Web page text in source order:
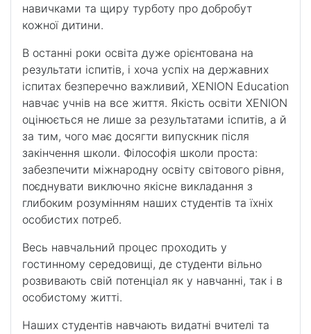
навичками та щиру турботу про добробут
кожної дитини.
В останні роки освіта дуже орієнтована на
результати іспитів, і хоча успіх на державних
іспитах безперечно важливий, XENION Education
навчає учнів на все життя. Якість освіти XENION
оцінюється не лише за результатами іспитів, а й
за тим, чого має досягти випускник після
закінчення школи. Філософія школи проста:
забезпечити міжнародну освіту світового рівня,
поєднувати виключно якісне викладання з
глибоким розумінням наших студентів та їхніх
особистих потреб.
Весь навчальний процес проходить у
гостинному середовищі, де студенти вільно
розвивають свій потенціал як у навчанні, так і в
особистому житті.
Наших студентів навчають видатні вчителі та